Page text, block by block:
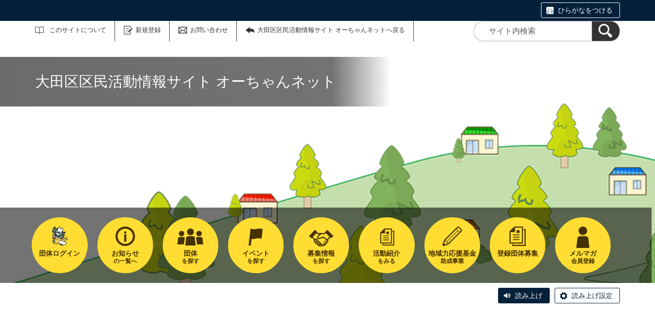
ひらがなをつける
このサイトについて 新規登録 お問い合わせ 大田区区民活動情報サイト オーちゃんネットへ戻る
サイト内検索
大田区区民活動情報サイト オーちゃんネット
団体ログイン お知らせ
の一覧へ
団体
を探す
イベント
を探す
募集情報
を探す
活動紹介
をみる
地域力応援基金
助成事業
登録団体募集 メルマガ
会員登録
読み上げ 読み上げ設定